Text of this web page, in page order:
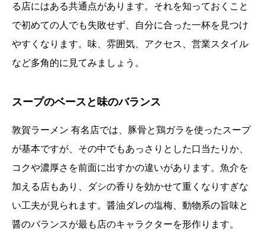
る店にはある共通点があります。それを知っておくこと
で初めての人でも失敗せず、自分に合った一杯を見つけ
やすくなります。味、雰囲気、アクセス、営業スタイル
など多角的に見てみましょう。
スープのベースと味のバランス
敦賀ラーメン 有名店では、豚骨と鶏ガラを使ったスープ
が基本ですが、その中でもあっさりとした口当たりか、
コクや濃厚さを前面に出すかの違いがあります。魚介を
加える店もあり、ダシの香りを効かせて重くなりすぎな
い工夫が見られます。醤油ダレの塩梅、動物系の旨味と
醤のバランスが最も店のキャラクターを形作ります。